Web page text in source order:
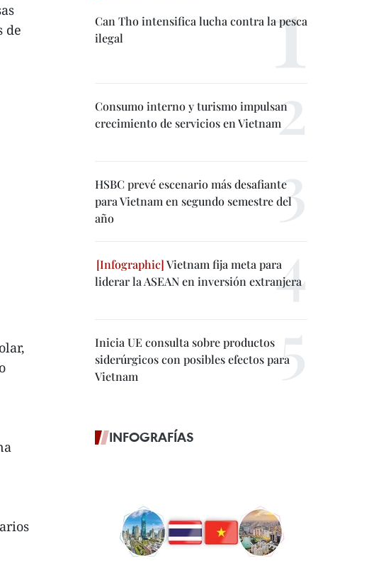
de
Can Tho intensifica lucha contra la pesca
ilegal
Consumo interno y turismo impulsan
crecimiento de servicios en Vietnam
HSBC prevé escenario más desafiante
para Vietnam en segundo semestre del
año
Vietnam fija meta para
liderar la ASEAN en inversión extranjera
Inicia UE consulta sobre productos
siderúrgicos con posibles efectos para
Vietnam
INFOGRAFÍAS